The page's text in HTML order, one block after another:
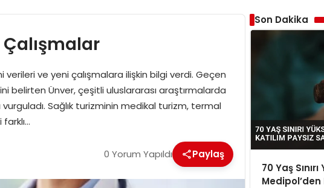
ve yeni çalışmalara ilişkin bilgi verdi. Geçen
belirten Ünver, çeşitli uluslararası araştırmalarda
vurguladı. Sağlık turizminin medikal turizm, termal
0 Yorum Yapıldı Paylaş
Son Dakika
70 Yaş
Medipol’den